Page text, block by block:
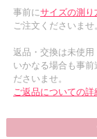
事前にサイズの測り
ご注文くださいませ
返品・交換は未使用
いかなる場合も事
ださいませ。
ご返品についての詳